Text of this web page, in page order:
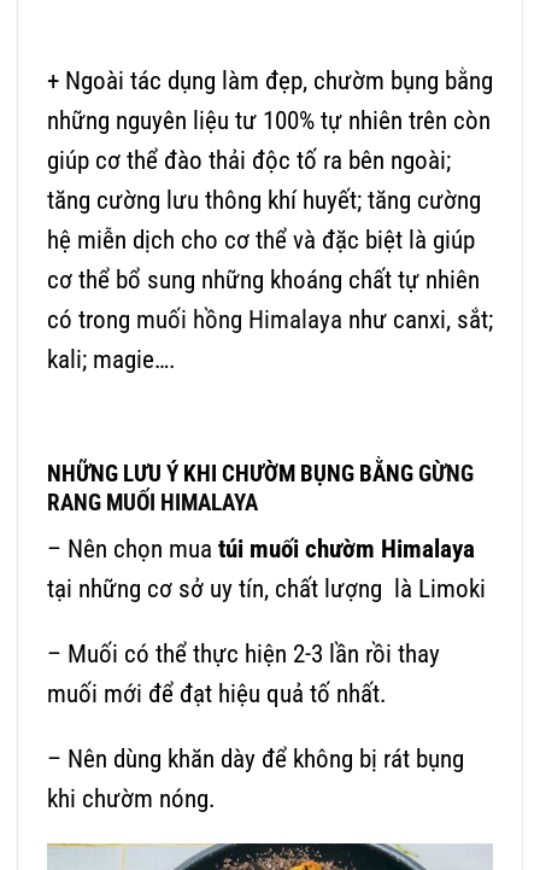
+ Ngoài tác dụng làm đẹp, chườm bụng bằng
những nguyên liệu tư 100% tự nhiên trên còn
giúp cơ thể đào thải độc tố ra bên ngoài;
tăng cường lưu thông khí huyết; tăng cường
hệ miễn dịch cho cơ thể và đặc biệt là giúp
cơ thể bổ sung những khoáng chất tự nhiên
có trong muối hồng Himalaya như canxi, sắt;
kali; magie….
NHỮNG LƯU Ý KHI CHƯỜM BỤNG BẰNGGỪNG
RANG MUỐI HIMALAYA
– Nên chọn mua túi muối chườm Himalaya
tại những cơ sở uy tín, chất lượng là Limoki
– Muối có thể thực hiện 2-3 lần rồi thay
muối mới để đạt hiệu quả tố nhất.
– Nên dùng khăn dày để không bị rát bụng
khi chườm nóng.